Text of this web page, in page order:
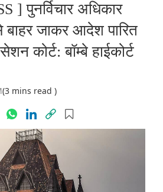
] पुनर्विचार अधिकार
बाहर जाकर आदेश पारित
कोर्ट: बॉम्बे हाईकोर्ट
(3 mins read )